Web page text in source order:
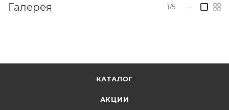
Галерея 1/5
КАТАЛОГ
АКЦИИ